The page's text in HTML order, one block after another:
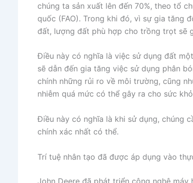
chúng ta sản xuất lên đến 70%, theo tổ
quốc (FAO). Trong khi đó, vì sự gia tăng
đất, lượng đất phù hợp cho trồng trọt sẽ
Điều này có nghĩa là việc sử dụng đất
sẽ dẫn đến gia tăng việc sử dụng phân
chính những rủi ro về môi trường, cũng
nhiễm quá mức có thể gây ra cho sức
Điều này có nghĩa là khi sử dụng, chúng
chính xác nhất có thể.
Trí tuệ nhân tạo đã được áp dụng vào
John Deere đã phát triển công nghệ